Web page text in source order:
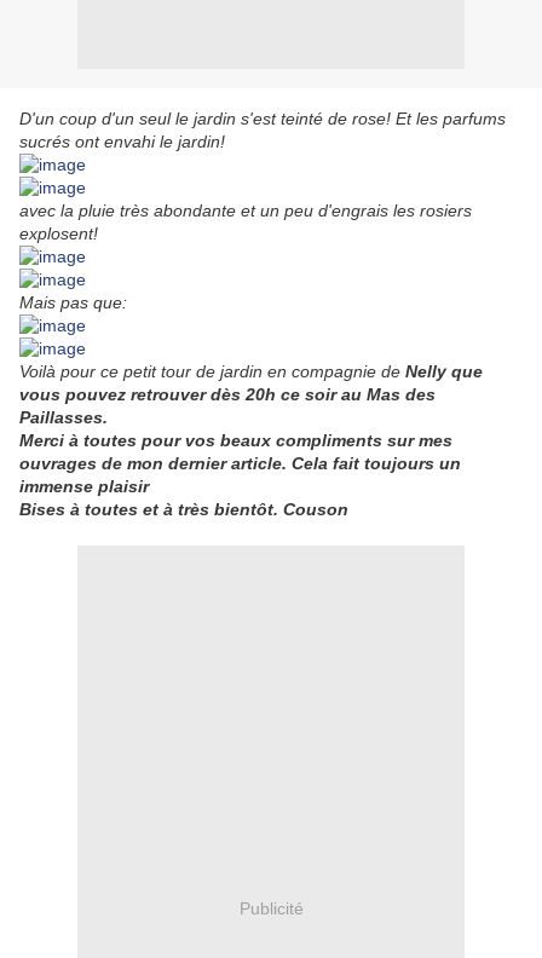
D'un coup d'un seul le jardin s'est teinté de rose! Et les parfums
sucrés ont envahi le jardin!
avec la pluie très abondante et un peu d'engrais les rosiers
explosent!
Mais pas que:
Voilà pour ce petit tour de jardin en compagnie de Nelly que
vous pouvez retrouver dès 20h ce soir au Mas des
Paillasses.
Merci à toutes pour vos beaux compliments sur mes
ouvrages de mon dernier article. Cela fait toujours un
immense plaisir
Bises à toutes et à très bientôt. Couson
Publicité